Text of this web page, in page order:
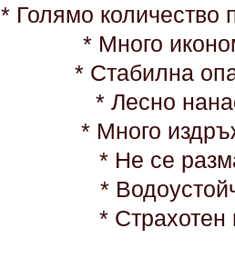
* Голямо количество
* Много
* Стабилна
* Лесно
* Много
* Не се
*
* Страхотен